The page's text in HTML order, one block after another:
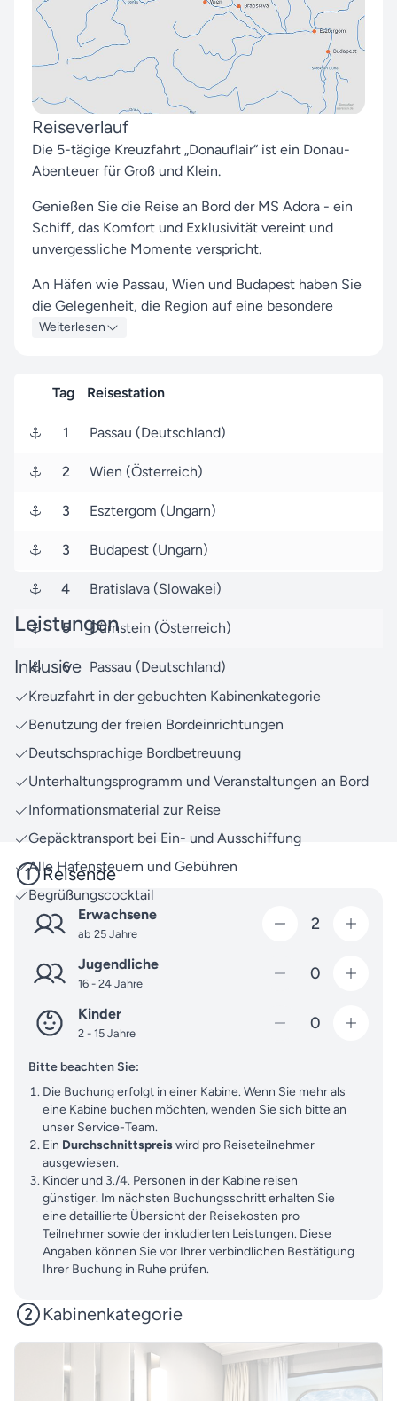
Reiseverlauf
Die 5-tägige Kreuzfahrt „Donauflair“ ist ein Donau-
Abenteuer für Groß und Klein.
Genießen Sie die Reise an Bord der MS Adora - ein
Schiff, das Komfort und Exklusivität vereint und
unvergessliche Momente verspricht.
An Häfen wie Passau, Wien und Budapest haben Sie
die Gelegenheit, die Region auf eine besondere
Weise kennenzulernen und Neues zu entdecken.
Oktober 2026 legen Sie ab und erreichen nach 5
Tagen, am 24. Oktober 2026, den Zielhafen Passau
(Deutschland).
Mit Seereisen.de an Ihrer Seite erleben Sie eine
Phoenix Flusskreuzfahrten-Kreuzfahrt, die durch
exzellenten Service und ein maßgeschneidertes
Mehr Donau-Reisen entdecken Sie mit Hilfe der
Reisesuche . Für Phoenix Flusskreuzfahrten und viele
Reisen zu den schönsten Reisezielen an.
Bei Fragen rund um Ihre Reise oder weitere
Unser Expertenteam ist gerne für Sie da und berät
Sie gerne umfassend und persönlich.
Packen Sie Ihre Neugier ein und machen Sie sich
bereit für unvergessliche Erlebnisse - gemeinsam
schaffen wir Erinnerungen, die bleiben.
Weiterlesen
Tag Reisestation
1 Passau (Deutschland)
2 Wien (Österreich)
3 Esztergom (Ungarn)
3 Budapest (Ungarn)
4 Bratislava (Slowakei)
5 Dürnstein (Österreich)
6 Passau (Deutschland)
Leistungen
Inklusive
Kreuzfahrt in der gebuchten Kabinenkategorie
Benutzung der freien Bordeinrichtungen
Deutschsprachige Bordbetreuung
Unterhaltungsprogramm und Veranstaltungen an Bord
Informationsmaterial zur Reise
Gepäcktransport bei Ein- und Ausschiffung
Alle Hafensteuern und Gebühren
Begrüßungscocktail
Reisende
Erwachsene
ab 25 Jahre
2
Jugendliche
16 - 24 Jahre
0
Kinder
2 - 15 Jahre
0
Bitte beachten Sie:
Die Buchung erfolgt in einer Kabine. Wenn Sie mehr als
eine Kabine buchen möchten, wenden Sie sich bitte an
unser Service-Team.
Ein Durchschnittspreiswird pro Reiseteilnehmer
ausgewiesen.
Kinder und 3./4. Personen in der Kabine reisen
günstiger. Im nächsten Buchungsschritt erhalten Sie
eine detaillierte Übersicht der Reisekosten pro
Teilnehmer sowie der inkludierten Leistungen. Diese
Angaben können Sie vor Ihrer verbindlichen Bestätigung
Ihrer Buchung in Ruhe prüfen.
Kabinenkategorie